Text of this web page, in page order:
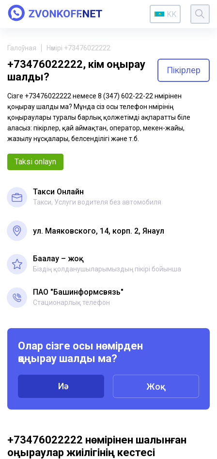
KK
Галоўная Нөмірі +73476022222
+73476022222, кім қоңырау
шалды?
Пікірлер
Сізге +73476022222 немесе 8 (347) 602-22-22 нөмірінен
қоңырау шалды ма? Мұнда сіз осы телефон нөмірінің
қоңыраулары туралы барлық қолжетімді ақпаратты біле
аласыз: пікірлер, қай аймақтан, оператор, мекен-жайы,
жазылу нұсқалары, белсенділігі және т.б.
Taksi onlayn
Такси Онлайн
Такси, Услуги водителя без автомобиля
ул. Маяковского, 14, корп. 2, Янаул
Бағалау – жоқ
Біздің қолданушыларымыздың пікірі бойынша
ПАО "Башинформсвязь"
Стационарлық телефон
Олар сізге осы нөмірден
қоңырау шалды ма?
Иә Жоқ
+73476022222 нөмірінен шалынған
қоңыраулар жиілігінің кестесі